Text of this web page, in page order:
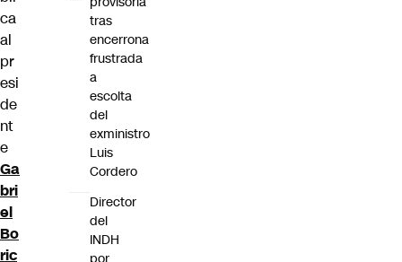
ca
al
pr
esi
de
nt
e
Ga
bri
el
Bo
ric
tras
encerrona
frustrada
a
escolta
del
exministro
Luis
Cordero
Director
del
INDH
por